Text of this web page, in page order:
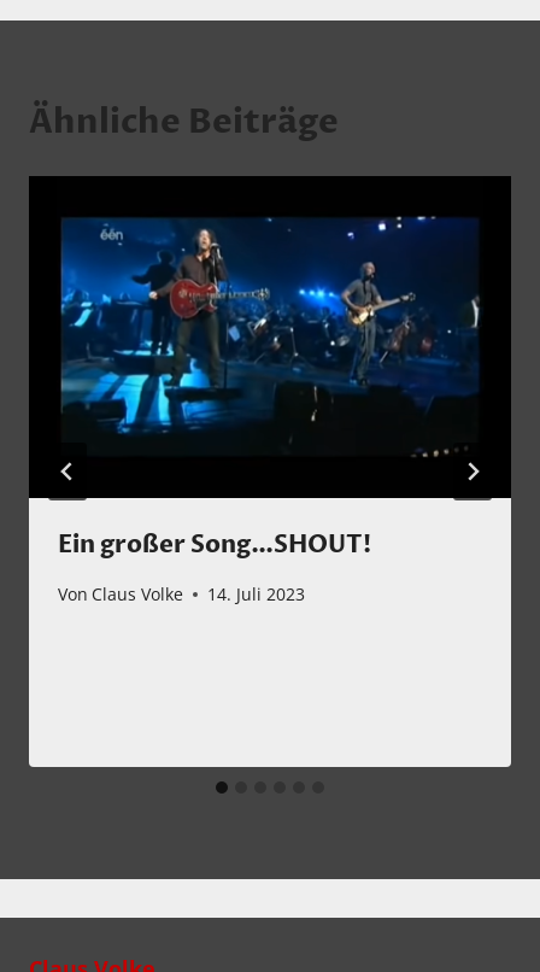
Ähnliche Beiträge
Ein großer Song…SHOUT!
Von Claus Volke 14. Juli 2023